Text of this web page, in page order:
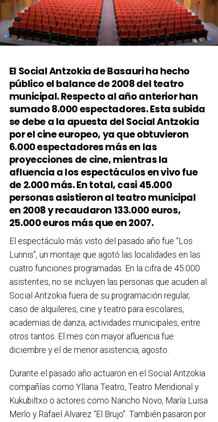
El Social Antzokia de Basauri ha hecho
público el balance de 2008 del teatro
municipal. Respecto al año anterior han
sumado 8.000 espectadores. Esta subida
se debe a la apuesta del Social Antzokia
por el cine europeo, ya que obtuvieron
6.000 espectadores más en las
proyecciones de cine, mientras la
afluencia a los espectáculos en vivo fue
de 2.000 más. En total, casi 45.000
personas asistieron al teatro municipal
en 2008 y recaudaron 133.000 euros,
25.000 euros más que en 2007.
El espectáculo más visto del pasado año fue “Los
Lunnis”, un montaje que agotó las localidades en las
cuatro funciones programadas. En la cifra de 45.000
asistentes, no se incluyen las personas que acuden al
Social Antzokia fuera de su programación regular,
caso de alquileres, cine y teatro para escolares,
academias de danza, actividades municipales, entre
otros tantos. El mes con mayor afluencia fue
diciembre y el de menor asistencia, agosto.
Durante el pasado año actuaron en el Social Antzokia
compañías como Yllana Teatro, Teatro Meridional y
Kukubiltxo o actores como Nancho Novo, María Luisa
Merlo y Rafael Alvarez “El Brujo”. También pasaron por